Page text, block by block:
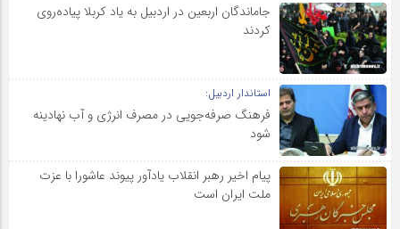
جاماندگان اربعین در اردبیل به یاد کربلا پیاده‌روی
کردند
استاندار اردبیل:
فرهنگ صرفه‌جویی در مصرف انرژی و آب نهادینه
شود
پیام اخیر رهبر انقلاب یادآور پیوند عاشورا با عزت
ملت ایران است